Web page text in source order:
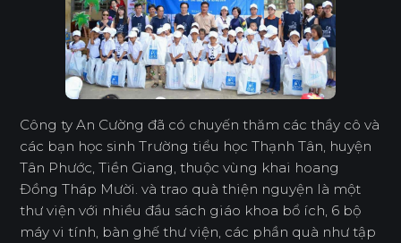
Công ty An Cường đã có chuyến thăm các thầy cô và
các bạn học sinh Trường tiểu học Thạnh Tân, huyện
Tân Phước, Tiền Giang, thuộc vùng khai hoang
Đồng Tháp Mười. và trao quà thiện nguyện là một
thư viện với nhiều đầu sách giáo khoa bổ ích, 6 bộ
máy vi tính, bàn ghế thư viện, các phần quà như tập